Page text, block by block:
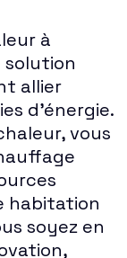
à
solution
allier
d'énergie.
vous
habitation
soyez en